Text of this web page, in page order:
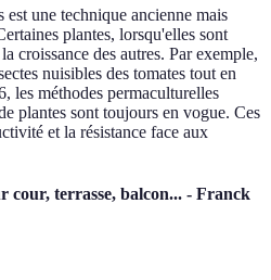
une technique ancienne mais
plantes, lorsqu'elles sont
croissance des autres. Par exemple,
nuisibles des tomates tout en
les méthodes permaculturelles
plantes sont toujours en vogue. Ces
et la résistance face aux
cour, terrasse, balcon... - Franck